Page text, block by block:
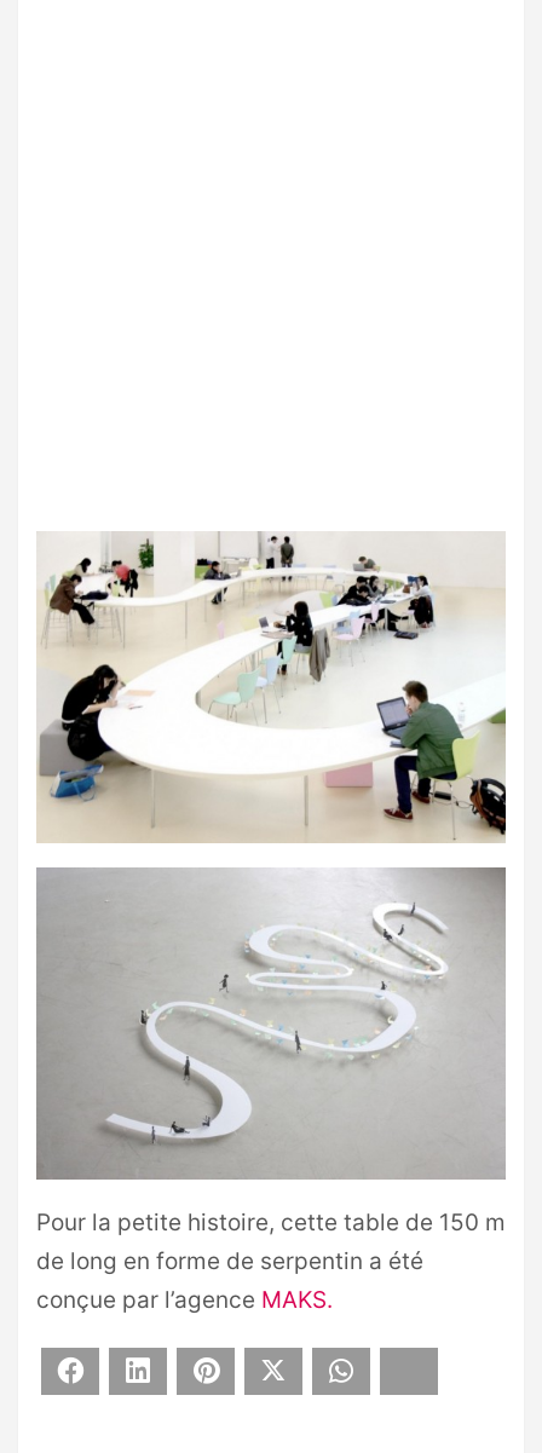
Pour la petite histoire, cette table de 150 m
de long en forme de serpentin a été
conçue par l’agence MAKS.
Facebook LinkedIn Pinterest